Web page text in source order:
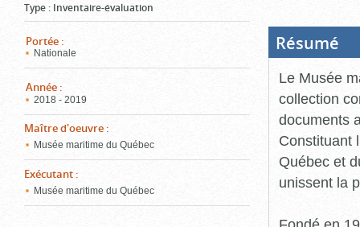
Type : Inventaire-évaluation
Portée :
Nationale
Année :
2018 - 2019
Maître d'oeuvre :
Musée maritime du Québec
Exécutant :
Musée maritime du Québec
Résumé
Le Musée
collection
documents
Constituant
Québec et
unissent la